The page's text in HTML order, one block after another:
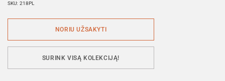
SKU: 218PL
SURINK VISĄ KOLEKCIJĄ!